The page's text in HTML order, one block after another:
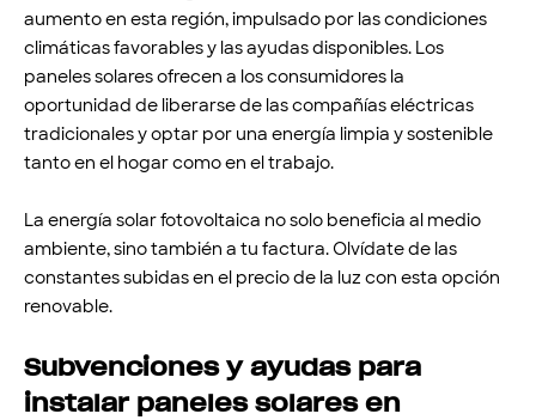
aumento en esta región, impulsado por las condiciones
climáticas favorables y las ayudas disponibles. Los
paneles solares ofrecen a los consumidores la
oportunidad de liberarse de las compañías eléctricas
tradicionales y optar por una energía limpia y sostenible
tanto en el hogar como en el trabajo.
La energía solar fotovoltaica no solo beneficia al medio
ambiente, sino también a tu factura. Olvídate de las
constantes subidas en el precio de la luz con esta opción
renovable.
Subvenciones y ayudas para
instalar paneles solares en